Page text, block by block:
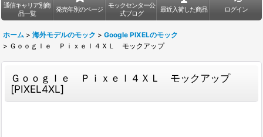
通信キャリア別商
品一覧
発売年別のページ
モックセンター公
式ブログ
最近入荷した商品 ログイン
ホーム > 海外モデルのモック > Google PIXELのモック
> Ｇｏｏｇｌｅ Ｐｉｘｅｌ４ＸＬ モックアップ
Ｇｏｏｇｌｅ Ｐｉｘｅｌ４ＸＬ モックアップ
[PIXEL4XL]